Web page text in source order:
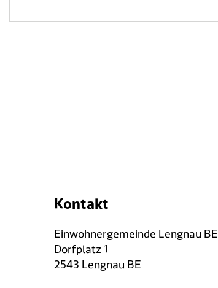
Kontakt
Einwohnergemeinde Lengnau BE
Dorfplatz 1
2543 Lengnau BE